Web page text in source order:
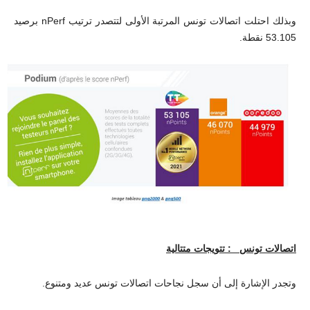
وبذلك احتلت اتصالات تونس المرتبة الأولى لتتصدر ترتيبnPerf برصيد
53.105 نقطة
اتصالات تونس : تتويجات متتالية
وتجدر الإشارة إلى أن سجل نجاحات اتصالات تونس عديد ومتنوع.